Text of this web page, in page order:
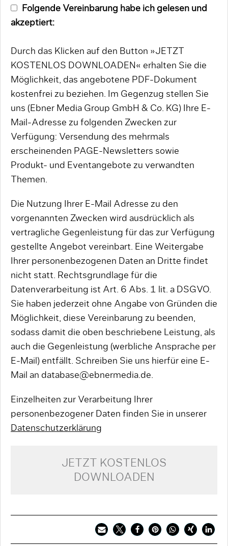
Folgende Vereinbarung habe ich gelesen und
akzeptiert:
Durch das Klicken auf den Button »JETZT
KOSTENLOS DOWNLOADEN« erhalten Sie die
Möglichkeit, das angebotene PDF-Dokument
kostenfrei zu beziehen. Im Gegenzug stellen Sie
uns (Ebner Media Group GmbH & Co. KG) Ihre E-
Mail-Adresse zu folgenden Zwecken zur
Verfügung: Versendung des mehrmals
erscheinenden PAGE-Newsletters sowie
Produkt- und Eventangebote zu verwandten
Themen.
Die Nutzung Ihrer E-Mail Adresse zu den
vorgenannten Zwecken wird ausdrücklich als
vertragliche Gegenleistung für das zur Verfügung
gestellte Angebot vereinbart. Eine Weitergabe
Ihrer personenbezogenen Daten an Dritte findet
nicht statt. Rechtsgrundlage für die
Datenverarbeitung ist Art. 6 Abs. 1 lit. a DSGVO.
Sie haben jederzeit ohne Angabe von Gründen die
Möglichkeit, diese Vereinbarung zu beenden,
sodass damit die oben beschriebene Leistung, als
auch die Gegenleistung (werbliche Ansprache per
E-Mail) entfällt. Schreiben Sie uns hierfür eine E-
Mail an database@ebnermedia.de.
Einzelheiten zur Verarbeitung Ihrer
personenbezogener Daten finden Sie in unserer
Datenschutzerklärung
JETZT KOSTENLOS
DOWNLOADEN